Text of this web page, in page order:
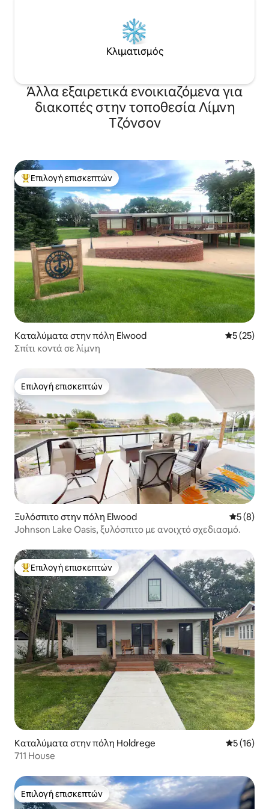
Κλιματισμός
Άλλα εξαιρετικά ενοικιαζόμενα για
διακοπές στην τοποθεσία Λίμνη
Τζόνσον
Κορυφαία επιλογή επισκεπτών
Επιλογή επισκεπτών
Καταλύματα στην πόλη Elwood Μέση
5 (25)
Σπίτι κοντά σε λίμνη
Επιλογή επισκεπτών
Επιλογή επισκεπτών
Ξυλόσπιτο στην πόλη Elwood Μέση
5 (8)
Johnson Lake Oasis, ξυλόσπιτο με ανοιχτό σχεδιασμό.
Κορυφαία επιλογή επισκεπτών
Επιλογή επισκεπτών
Καταλύματα στην πόλη Holdrege Μέση
5 (16)
711 House
Επιλογή επισκεπτών
Επιλογή επισκεπτών